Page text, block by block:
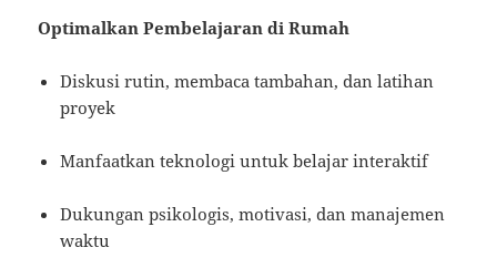
Optimalkan Pembelajaran di Rumah
Diskusi rutin, membaca tambahan, dan latihan
proyek
Manfaatkan teknologi untuk belajar interaktif
Dukungan psikologis, motivasi, dan manajemen
waktu